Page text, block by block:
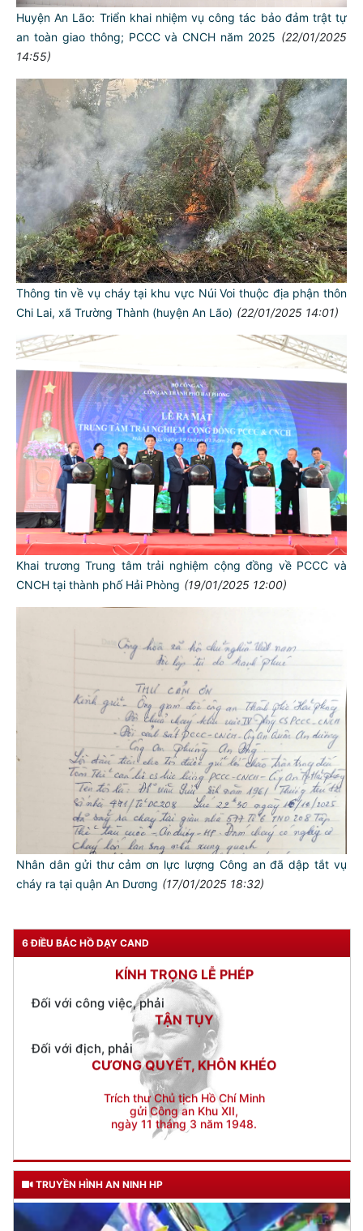
Huyện An Lão: Triển khai nhiệm vụ công tác bảo đảm trật tự
an toàn giao thông; PCCC và CNCH năm 2025 (22/01/2025
14:55)
Thông tin về vụ cháy tại khu vực Núi Voi thuộc địa phận thôn
Chi Lai, xã Trường Thành (huyện An Lão) (22/01/2025 14:01)
Khai trương Trung tâm trải nghiệm cộng đồng về PCCC và
CNCH tại thành phố Hải Phòng (19/01/2025 12:00)
Nhân dân gửi thư cảm ơn lực lượng Công an đã dập tắt vụ
cháy ra tại quận An Dương (17/01/2025 18:32)
6 ĐIỀU BÁC HỒ DẠY CAND
TƯ CÁCH
NGƯỜI CÔNG AN CÁCH MỆNH LÀ:
Đối với tự mình, phải
CẦN, KIỆM, LIÊM, CHÍNH
Đối với đồng sự, phải
THÂN ÁI GIÚP ĐỠ
Đối với chính phủ, phải
TUYỆT ĐỐI TRUNG THÀNH
Đối với công việc, phải
TẬN TỤY
Đối với địch, phải
CƯƠNG QUYẾT, KHÔN KHÉO
Trích thư Chủ tịch Hồ Chí Minh
gửi Công an Khu XII,
ngày 11 tháng 3 năm 1948.
TRUYỀN HÌNH AN NINH HP